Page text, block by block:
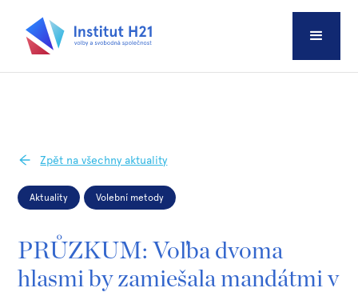
Zpět na všechny aktuality
Aktuality Volební metody
PRŮZKUM: Voľba dvoma
hlasmi by zamiešala mandátmi v